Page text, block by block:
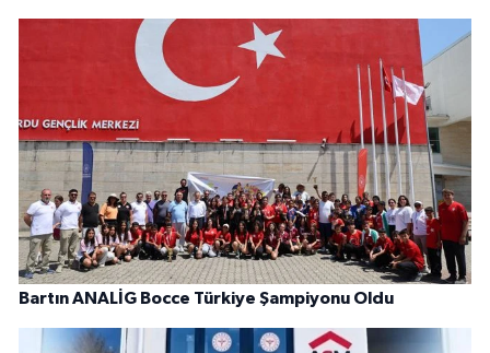
Bartın ANALİG Bocce Türkiye Şampiyonu Oldu